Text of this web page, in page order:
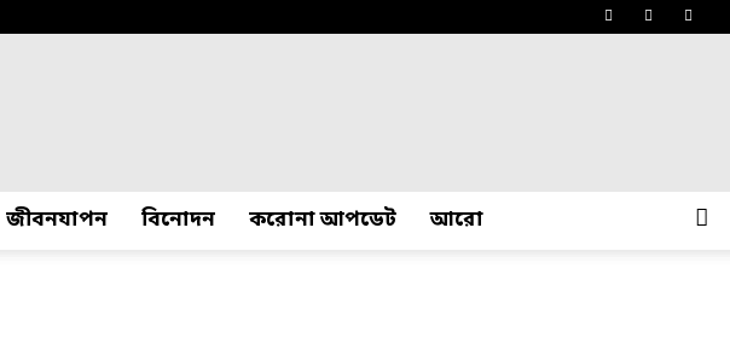
জীবনযাপন বিনোদন করোনা আপডেট আরো